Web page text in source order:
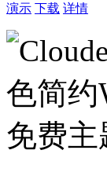
演示 下载 详情